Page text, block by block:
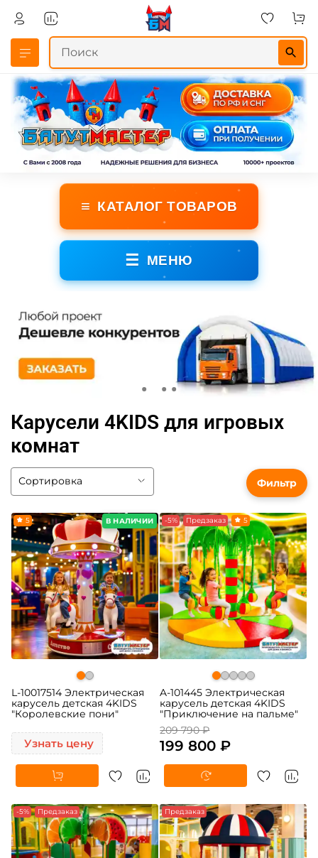
≡ КАТАЛОГ ТОВАРОВ
☰ МЕНЮ
Карусели 4KIDS для игровых
комнат
В НАЛИЧИИ
5
L-10017514 Электрическая
карусель детская 4KIDS
"Королевские пони"
Узнать цену
-5% Предзаказ 5
A-101445 Электрическая
карусель детская 4KIDS
"Приключение на пальме"
209 790 ₽
199 800 ₽
-5% Предзаказ Предзаказ
Фильтр